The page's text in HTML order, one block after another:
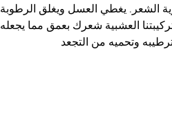
الشعر. يغطي العسل ويغلق الرطوبة
العشبية شعرك بعمق مما يجعله
وتحميه من التجعد